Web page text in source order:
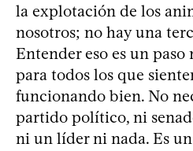
la explotación de los
nosotros; no hay una
Entender eso es un
para todos los que
funcionando bien. No
partido político, ni
ni un líder ni nada. Es